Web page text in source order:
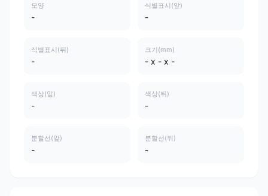
모양
-
식별표시(앞)
-
식별표시(뒤)
-
크기(mm)
- x - x -
색상(앞)
-
색상(뒤)
-
분할선(앞)
-
분할선(뒤)
-